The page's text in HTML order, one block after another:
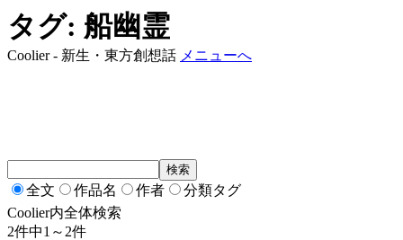
タグ: 船幽霊
Coolier - 新生・東方創想話 メニューへ
全文 作品名 作者
分類タグ
Coolier内全体検索
2件中1～2件